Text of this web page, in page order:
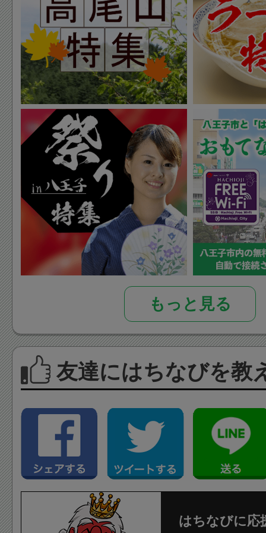
もっと見る
友達にはちなびを教
はちなびに応